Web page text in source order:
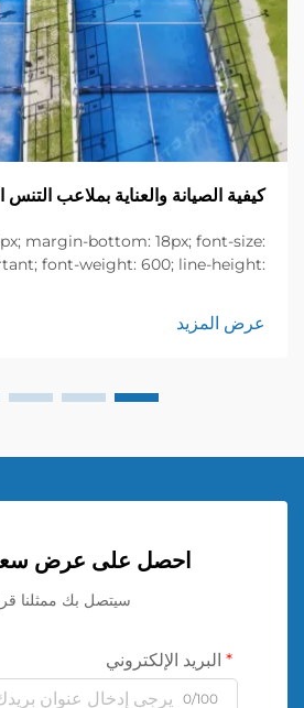
كيفية الصيانة والعناية بملاعب التنس
margin-bottom: 18px; font-size:
font-weight: 600; line-height:
!important; font-weight: 600; line-
height: ...}
عرض المزيد
احصل على عرض
سيتصل بك ممثلنا
البريد الإلكتروني
0/100